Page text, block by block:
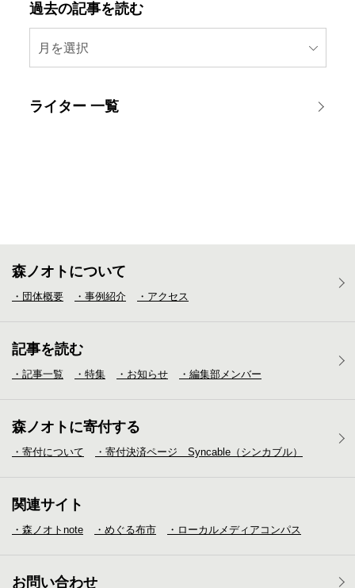
過去の記事を読む
月を選択
ライター 一覧
森ノオトについて
・団体概要 ・事例紹介 ・アクセス
記事を読む
・記事一覧 ・特集 ・お知らせ ・編集部メンバー
森ノオトに寄付する
・寄付について ・寄付決済ページ Syncable（シンカブル）
関連サイト
・森ノオトnote ・めぐる布市 ・ローカルメディア コンパス
お問い合わせ